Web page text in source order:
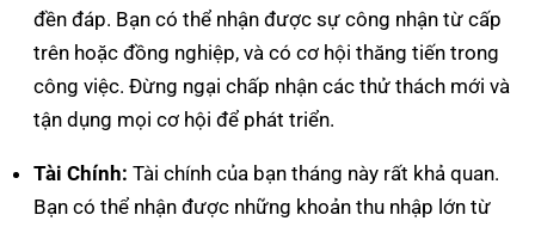
đền đáp. Bạn có thể nhận được sự công nhận từ cấp
trên hoặc đồng nghiệp, và có cơ hội thăng tiến trong
công việc. Đừng ngại chấp nhận các thử thách mới và
tận dụng mọi cơ hội để phát triển.
Tài Chính: Tài chính của bạn tháng này rất khả quan.
Bạn có thể nhận được những khoản thu nhập lớn từ